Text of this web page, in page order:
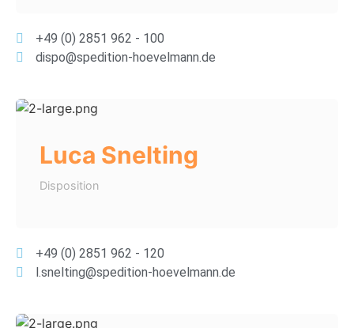
+49 (0) 2851 962 - 100
dispo@spedition-hoevelmann.de
Luca Snelting
Disposition
+49 (0) 2851 962 - 120
l.snelting@spedition-hoevelmann.de